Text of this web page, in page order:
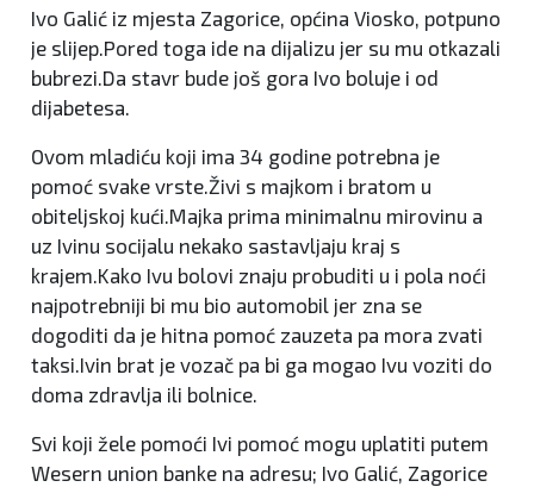
Ivo Galić iz mjesta Zagorice, općina Viosko, potpuno
je slijep.Pored toga ide na dijalizu jer su mu otkazali
bubrezi.Da stavr bude još gora Ivo boluje i od
dijabetesa.
Ovom mladiću koji ima 34 godine potrebna je
pomoć svake vrste.Živi s majkom i bratom u
obiteljskoj kući.Majka prima minimalnu mirovinu a
uz Ivinu socijalu nekako sastavljaju kraj s
krajem.Kako Ivu bolovi znaju probuditi u i pola noći
najpotrebniji bi mu bio automobil jer zna se
dogoditi da je hitna pomoć zauzeta pa mora zvati
taksi.Ivin brat je vozač pa bi ga mogao Ivu voziti do
doma zdravlja ili bolnice.
Svi koji žele pomoći Ivi pomoć mogu uplatiti putem
Wesern union banke na adresu; Ivo Galić, Zagorice